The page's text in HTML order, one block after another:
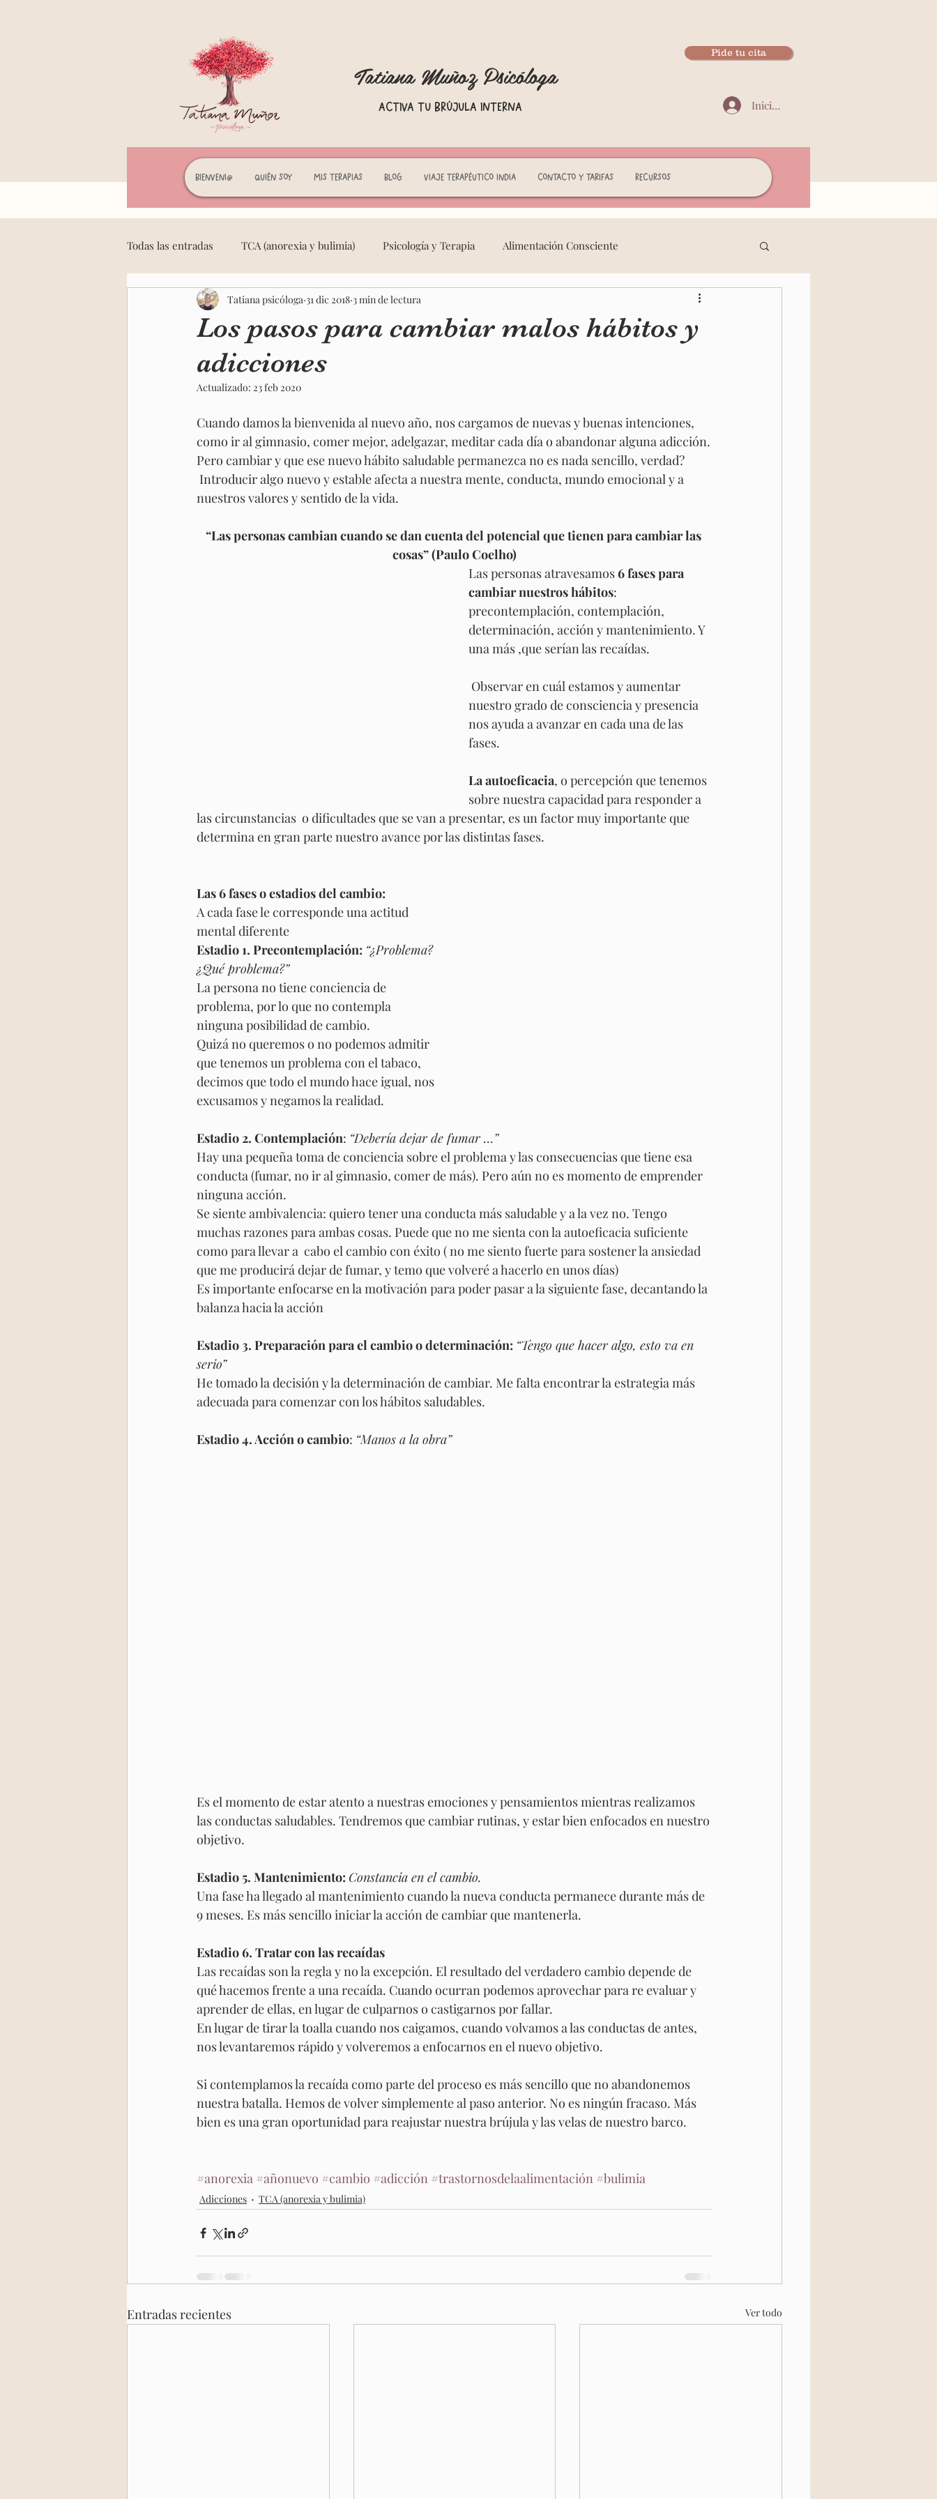
Tatiana Muñoz Psicóloga
Activa tu brújula interna
Pide tu cita
Iniciar sesión
Bienveni@ Quién soy Mis terapias Blog Viaje terapéutico India Contacto y tarifas Recursos
Todas las entradas TCA (anorexia y bulimia) Psicología y Terapia Alimentación Consciente
Mindfulness y meditación Feminidad Consciente
Niño Interior Retiro India
Los pasos para cambiar malos hábitos y
adicciones
Tatiana psicóloga 31 dic 2018 3 min de lectura
Actualizado: 23 feb 2020
Cuando damos la bienvenida al nuevo año, nos cargamos de nuevas y buenas intenciones,
como ir al gimnasio, comer mejor, adelgazar, meditar cada día o abandonar alguna adicción.
Pero cambiar y que ese nuevo hábito saludable permanezca no es nada sencillo, verdad?
nuestros valores y sentido de la vida.
“Las personas cambian cuando se dan cuenta del potencial que tienen para cambiar las
cosas” (Paulo Coelho)
Las personas atravesamos 6 fases para
cambiar nuestros hábitos:
precontemplación, contemplación,
determinación, acción y mantenimiento. Y
una más ,que serían las recaídas.
nuestro grado de consciencia y presencia
nos ayuda a avanzar en cada una de las
fases.
La autoeficacia, o percepción que tenemos
sobre nuestra capacidad para responder a
las circunstancias  o dificultades que se van a presentar, es un factor muy importante que
determina en gran parte nuestro avance por las distintas fases.
Las 6 fases o estadios del cambio:
A cada fase le corresponde una actitud
mental diferente
Estadio 1. Precontemplación: “¿Problema?
¿Qué problema?”
La persona no tiene conciencia de
problema, por lo que no contempla
ninguna posibilidad de cambio.
Quizá no queremos o no podemos admitir
que tenemos un problema con el tabaco,
decimos que todo el mundo hace igual, nos
excusamos y negamos la realidad.
Estadio 2. Contemplación: “Debería dejar de fumar …”
Hay una pequeña toma de conciencia sobre el problema y las consecuencias que tiene esa
conducta (fumar, no ir al gimnasio, comer de más). Pero aún no es momento de emprender
ninguna acción.
Se siente ambivalencia: quiero tener una conducta más saludable y a la vez no. Tengo
muchas razones para ambas cosas. Puede que no me sienta con la autoeficacia suficiente
como para llevar a  cabo el cambio con éxito ( no me siento fuerte para sostener la ansiedad
que me producirá dejar de fumar, y temo que volveré a hacerlo en unos días)
Es importante enfocarse en la motivación para poder pasar a la siguiente fase, decantando la
balanza hacia la acción
Estadio 3. Preparación para el cambio o determinación: “Tengo que hacer algo, esto va en
serio”
He tomado la decisión y la determinación de cambiar. Me falta encontrar la estrategia más
adecuada para comenzar con los hábitos saludables.
Estadio 4. Acción o cambio: “Manos a la obra”
Es el momento de estar atento a nuestras emociones y pensamientos mientras realizamos
las conductas saludables. Tendremos que cambiar rutinas, y estar bien enfocados en nuestro
objetivo.
Estadio 5. Mantenimiento: Constancia en el cambio.
Una fase ha llegado al mantenimiento cuando la nueva conducta permanece durante más de
9 meses. Es más sencillo iniciar la acción de cambiar que mantenerla.
Estadio 6. Tratar con las recaídas
Las recaídas son la regla y no la excepción. El resultado del verdadero cambio depende de
qué hacemos frente a una recaída. Cuando ocurran podemos aprovechar para re evaluar y
aprender de ellas, en lugar de culparnos o castigarnos por fallar.
En lugar de tirar la toalla cuando nos caigamos, cuando volvamos a las conductas de antes,
nos levantaremos rápido y volveremos a enfocarnos en el nuevo objetivo.
Si contemplamos la recaída como parte del proceso es más sencillo que no abandonemos
nuestra batalla. Hemos de volver simplemente al paso anterior. No es ningún fracaso. Más
bien es una gran oportunidad para reajustar nuestra brújula y las velas de nuestro barco.
#anorexia #añonuevo #cambio #adicción #trastornosdelaalimentación #bulimia
Adicciones TCA (anorexia y bulimia)
Entradas recientes Ver todo